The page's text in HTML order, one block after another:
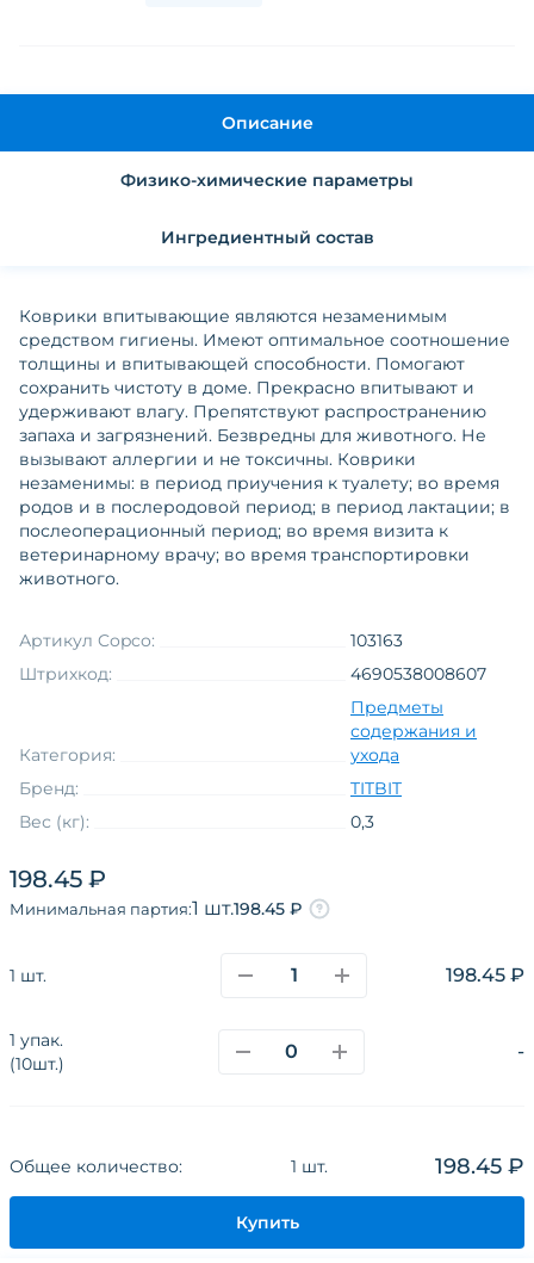
198.45 ₽
Минимальная партия:1 шт.198.45 ₽
1 шт. 198.45 ₽
1 упак.
(10шт.)
-
Общее количество: 1 шт. 198.45 ₽
Купить
Описание
Физико-химические параметры
Ингредиентный состав
Коврики впитывающие являются незаменимым
средством гигиены. Имеют оптимальное соотношение
толщины и впитывающей способности. Помогают
сохранить чистоту в доме. Прекрасно впитывают и
удерживают влагу. Препятствуют распространению
запаха и загрязнений. Безвредны для животного. Не
вызывают аллергии и не токсичны. Коврики
незаменимы: в период приучения к туалету; во время
родов и в послеродовой период; в период лактации; в
послеоперационный период; во время визита к
ветеринарному врачу; во время транспортировки
животного.
Артикул Copco:
103163
Штрихкод:
4690538008607
Категория:
Предметы
содержания и
ухода
Бренд:
TITBIT
Вес (кг):
0,3
Товарная группа
Тип товара
Материал
комбинированный
Политика конфиденциальности
CoffeeStudio